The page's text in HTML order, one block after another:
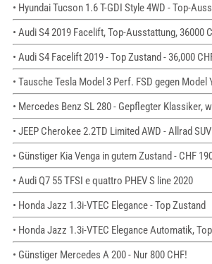
• Hyundai Tucson 1.6 T-GDI Style 4WD - Top-
• Audi S4 2019 Facelift, Top-Ausstattung, 36000
• Audi S4 Facelift 2019 - Top Zustand - 36,000
• Tausche Tesla Model 3 Perf. FSD gegen Model
• Mercedes Benz SL 280 - Gepflegter Klassiker,
• JEEP Cherokee 2.2TD Limited AWD - Allrad
• Günstiger Kia Venga in gutem Zustand - CHF
• Audi Q7 55 TFSI e quattro PHEV S line 2020
• Honda Jazz 1.3i-VTEC Elegance - Top Zustand
• Honda Jazz 1.3i-VTEC Elegance Automatik,
• Günstiger Mercedes A 200 - Nur 800 CHF!